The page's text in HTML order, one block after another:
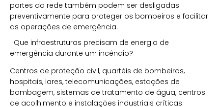
partes da rede também podem ser desligadas
preventivamente para proteger os bombeiros e facilitar
as operações de emergência.
Que infraestruturas precisam de energia de
emergência durante um incêndio?
Centros de proteção civil, quartéis de bombeiros,
hospitais, lares, telecomunicações, estações de
bombagem, sistemas de tratamento de água, centros
de acolhimento e instalações industriais críticas.